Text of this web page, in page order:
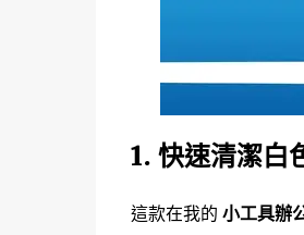
1. 快速清潔白
這款在我的 小工具辦